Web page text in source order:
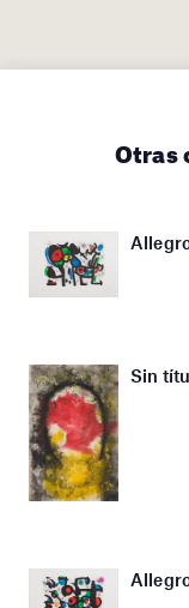
Otras
Sin